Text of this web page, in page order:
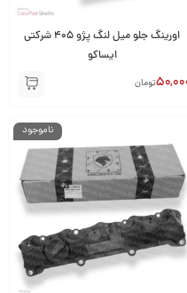
اورینگ جلو میل لنگ پژو 405 شرکتی
ایساکو
تومان
ناموجود